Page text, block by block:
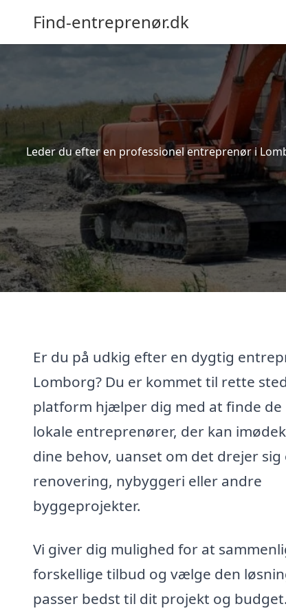
Find-entreprenør.dk
Leder du efter en professionel entreprenør i
Er du på udkig efter en dygtig
Lomborg? Du er kommet til rette
platform hjælper dig med at finde de
lokale entreprenører, der kan
dine behov, uanset om det drejer sig
renovering, nybyggeri eller andre
byggeprojekter.
Vi giver dig mulighed for at
forskellige tilbud og vælge den
passer bedst til dit projekt og